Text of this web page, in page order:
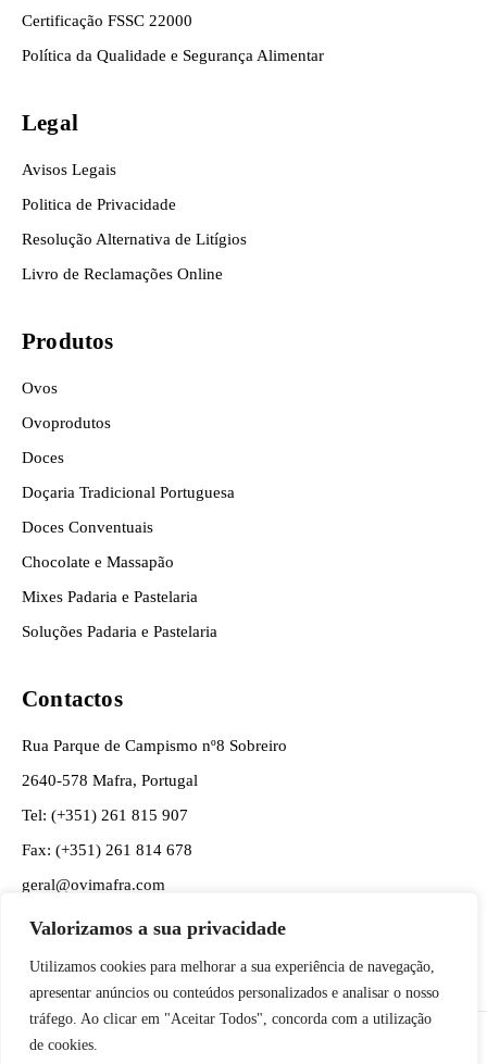
Valorizamos a sua privacidade
Utilizamos cookies para melhorar a sua experiência de navegação,
apresentar anúncios ou conteúdos personalizados e analisar o nosso
tráfego. Ao clicar em "Aceitar Todos", concorda com a utilização
de cookies.
Certificação FSSC 22000
Política da Qualidade e Segurança Alimentar
Legal
Avisos Legais
Politica de Privacidade
Resolução Alternativa de Litígios
Livro de Reclamações Online
Produtos
Ovos
Ovoprodutos
Doces
Doçaria Tradicional Portuguesa
Doces Conventuais
Chocolate e Massapão
Mixes Padaria e Pastelaria
Soluções Padaria e Pastelaria
Contactos
Rua Parque de Campismo nº8 Sobreiro
2640-578 Mafra, Portugal
Tel: (+351) 261 815 907
Fax: (+351) 261 814 678
geral@ovimafra.com
encomendas@ovimafra.com
2025 OVIMAFRA ©TODOS OS DIREITOS RESERVADOS